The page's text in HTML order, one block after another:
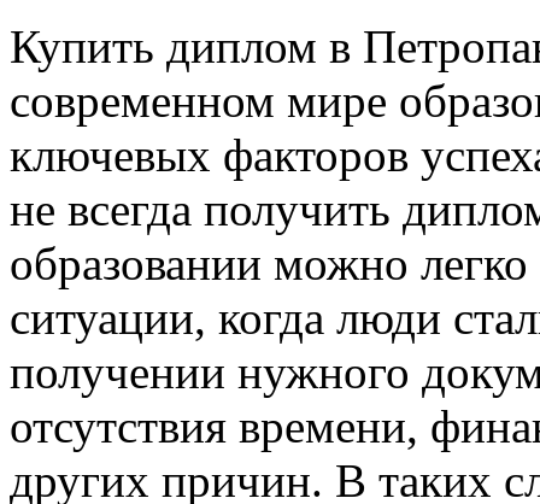
Купить диплом в
современном мире
ключевых факторов
не всегда получить
образовании можно
ситуации, когда люди
получении нужного
отсутствия времени,
других причин. В таких